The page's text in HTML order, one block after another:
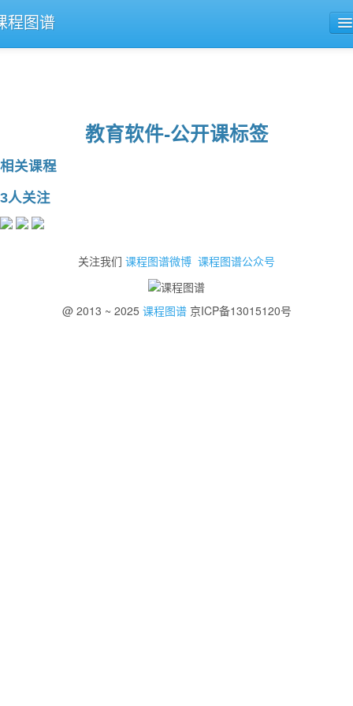
程图谱
教育软件-公开课标签
相关课程
3人关注
关注我们 课程图谱微博 课程图谱公众号
@ 2013 ~ 2025 课程图谱京ICP备13015120号